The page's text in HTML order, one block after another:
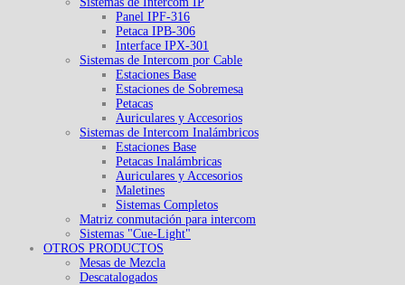
Panel IPF-316
Petaca IPB-306
Interface IPX-301
Sistemas de Intercom por Cable
Estaciones Base
Estaciones de Sobremesa
Petacas
Auriculares y Accesorios
Sistemas de Intercom Inalámbricos
Estaciones Base
Petacas Inalámbricas
Auriculares y Accesorios
Maletines
Sistemas Completos
Matriz conmutación para intercom
Sistemas "Cue-Light"
OTROS PRODUCTOS
Mesas de Mezcla
Descatalogados